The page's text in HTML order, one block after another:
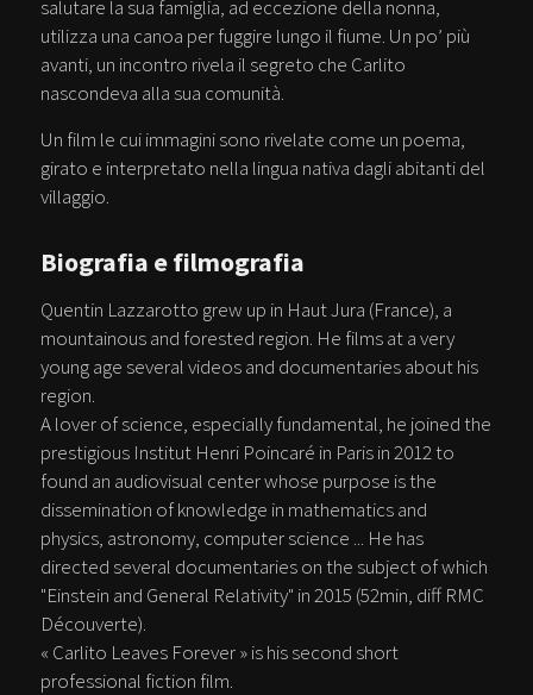
salutare la sua famiglia, ad eccezione della nonna,
utilizza una canoa per fuggire lungo il fiume. Un po’ più
avanti, un incontro rivela il segreto che Carlito
nascondeva alla sua comunità.
Un film le cui immagini sono rivelate come un poema,
girato e interpretato nella lingua nativa dagli abitanti del
villaggio.
Biografia e filmografia
Quentin Lazzarotto grew up in Haut Jura (France), a
mountainous and forested region. He films at a very
young age several videos and documentaries about his
region.
A lover of science, especially fundamental, he joined the
prestigious Institut Henri Poincaré in Paris in 2012 to
found an audiovisual center whose purpose is the
dissemination of knowledge in mathematics and
physics, astronomy, computer science ... He has
directed several documentaries on the subject of which
"Einstein and General Relativity" in 2015 (52min, diff RMC
Découverte).
« Carlito Leaves Forever » is his second short
professional fiction film.